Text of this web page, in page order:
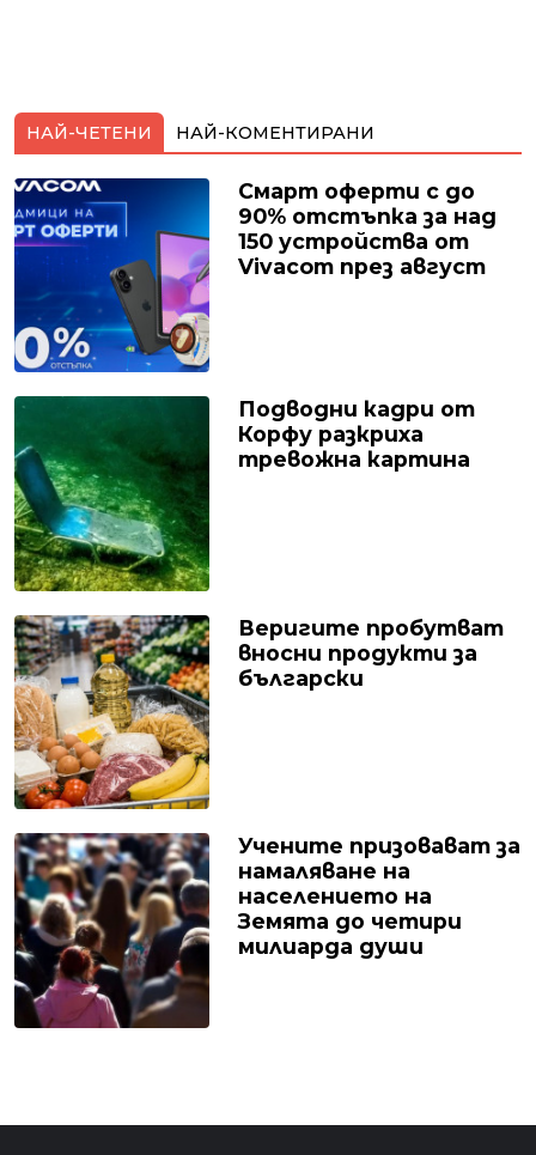
НАЙ-ЧЕТЕНИ НАЙ-КОМЕНТИРАНИ
Смарт оферти с до
90% отстъпка за над
150 устройства от
Vivacom през август
Подводни кадри от
Корфу разкриха
тревожна картина
Веригите пробутват
вносни продукти за
български
Учените призовават за
намаляване на
населението на
Земята до четири
милиарда души